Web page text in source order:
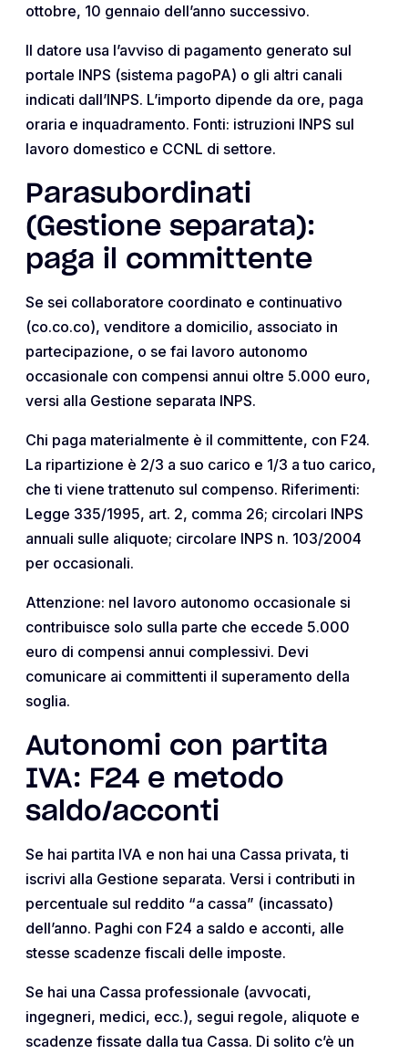
ottobre, 10 gennaio dell’anno successivo.
Il datore usa l’avviso di pagamento generato sul
portale INPS (sistema pagoPA) o gli altri canali
indicati dall’INPS. L’importo dipende da ore, paga
oraria e inquadramento. Fonti: istruzioni INPS sul
lavoro domestico e CCNL di settore.
Parasubordinati
(Gestione separata):
paga il committente
Se sei collaboratore coordinato e continuativo
(co.co.co), venditore a domicilio, associato in
partecipazione, o se fai lavoro autonomo
occasionale con compensi annui oltre 5.000 euro,
versi alla Gestione separata INPS.
Chi paga materialmente è il committente, con F24.
La ripartizione è 2/3 a suo carico e 1/3 a tuo carico,
che ti viene trattenuto sul compenso. Riferimenti:
Legge 335/1995, art. 2, comma 26; circolari INPS
annuali sulle aliquote; circolare INPS n. 103/2004
per occasionali.
Attenzione: nel lavoro autonomo occasionale si
contribuisce solo sulla parte che eccede 5.000
euro di compensi annui complessivi. Devi
comunicare ai committenti il superamento della
soglia.
Autonomi con partita
IVA: F24 e metodo
saldo/acconti
Se hai partita IVA e non hai una Cassa privata, ti
iscrivi alla Gestione separata. Versi i contributi in
percentuale sul reddito “a cassa” (incassato)
dell’anno. Paghi con F24 a saldo e acconti, alle
stesse scadenze fiscali delle imposte.
Se hai una Cassa professionale (avvocati,
ingegneri, medici, ecc.), segui regole, aliquote e
scadenze fissate dalla tua Cassa. Di solito c’è un